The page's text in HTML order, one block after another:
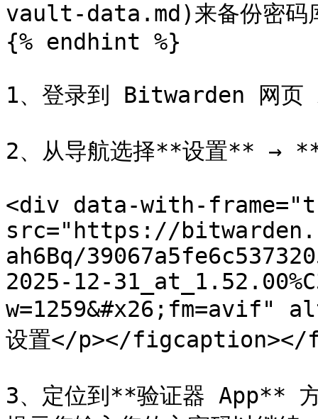
vault-data.md)来备份密码
{% endhint %}
1、登录到 Bitwarden 网页
2、从导航选择**设置** →
<div data-with-
src="https://
ah6Bq/
2025-12-
w=1259&#x26;fm=avif"
设置</p></
3、定位到**验证器 App**